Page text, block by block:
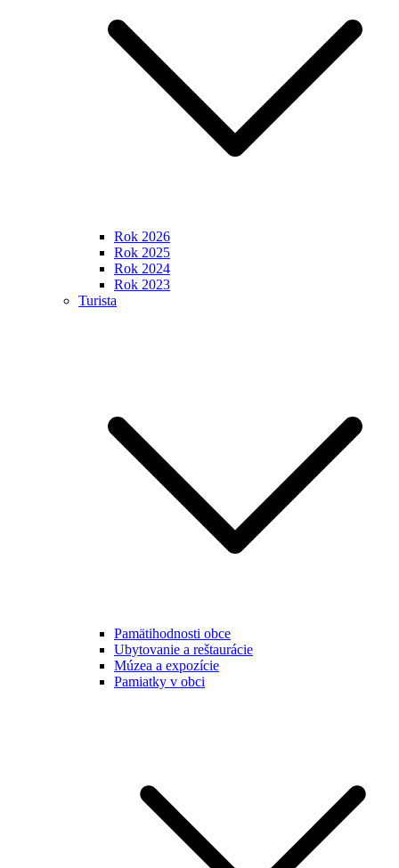
Rok 2026
Rok 2025
Rok 2024
Rok 2023
Turista
Pamätihodnosti obce
Ubytovanie a reštaurácie
Múzea a expozície
Pamiatky v obci